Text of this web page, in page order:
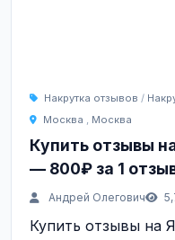
Накрутка отзывов /
Москва , Москва
Купить отзывы
— 800₽ за 1
Андрей Олегович
Купить отзывы на